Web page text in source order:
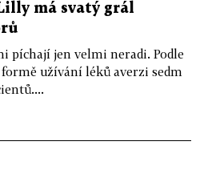
má svatý grál
píchají jen velmi neradi. Podle
užívání léků averzi sedm